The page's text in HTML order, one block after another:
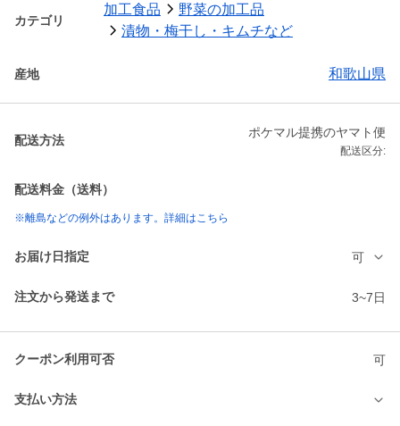
カテゴリ
加工食品
野菜の加工品
漬物・梅干し・キムチなど
産地 和歌山県
配送方法
ポケマル提携のヤマト便
配送区分:
配送料金（送料）
※離島などの例外はあります。詳細はこちら
お届け日指定 可
注文から発送まで 3~7日
クーポン利用可否 可
支払い方法